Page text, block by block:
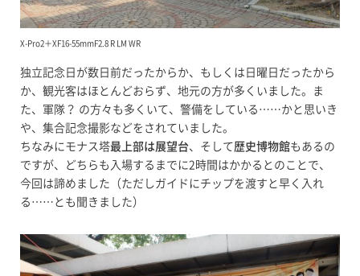
X-Pro2＋XF16-55mmF2.8 R LM WR
独立記念日が数日前だったからか、もしくは日曜日だったから
か、観光客はほとんどおらず、地元の方が多くいました。ま
た、軍隊？ の方々も多くいて、警備をしている……かと思いき
や、集合記念撮影などをされていました。
ちなみにモナス塔最上部は展望台、そして歴史博物館もあるの
ですが、どちらも入場するまでに2時間はかかるとのことで、
今回は諦めました（ただしガイドにチップを渡すと早く入れ
る……とも聞きました）